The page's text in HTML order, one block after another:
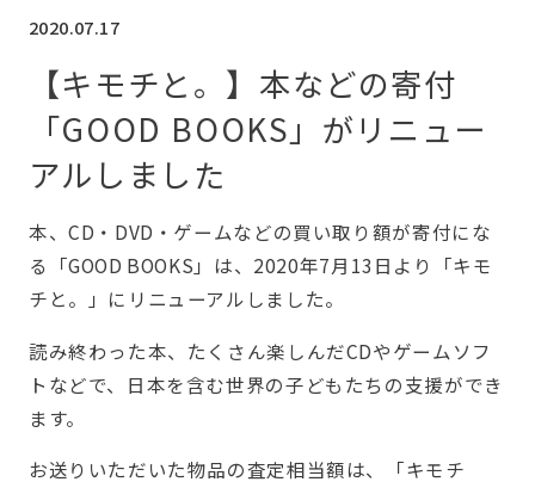
2020.07.17
【キモチと。】本などの寄付
「GOOD BOOKS」がリニュー
アルしました
本、CD・DVD・ゲームなどの買い取り額が寄付にな
る「GOOD BOOKS」は、2020年7月13日より「キモ
チと。」にリニューアルしました。
読み終わった本、たくさん楽しんだCDやゲームソフ
トなどで、日本を含む世界の子どもたちの支援ができ
ます。
お送りいただいた物品の査定相当額は、「キモチ